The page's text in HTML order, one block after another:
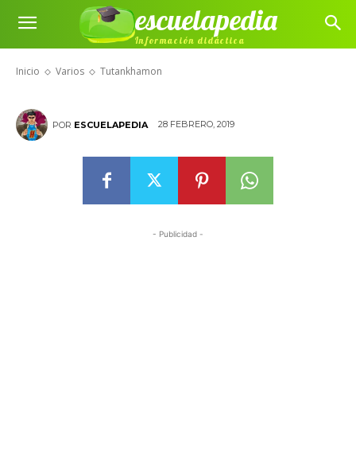
escuelapedia
Información didáctica
Inicio Varios Tutankhamon
Tutankhamon
POR ESCUELAPEDIA 28 FEBRERO, 2019
- Publicidad -